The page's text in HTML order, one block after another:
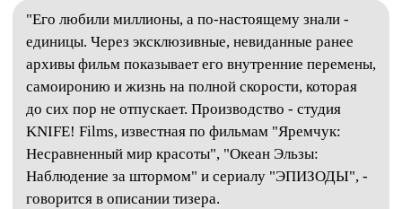
"Его любили миллионы, а по-настоящему знали -
единицы. Через эксклюзивные, невиданные ранее
архивы фильм показывает его внутренние перемены,
самоиронию и жизнь на полной скорости, которая
до сих пор не отпускает. Производство - студия
KNIFE! Films, известная по фильмам "Яремчук:
Несравненный мир красоты", "Океан Эльзы:
Наблюдение за штормом" и сериалу "ЭПИЗОДЫ", -
говорится в описании тизера.